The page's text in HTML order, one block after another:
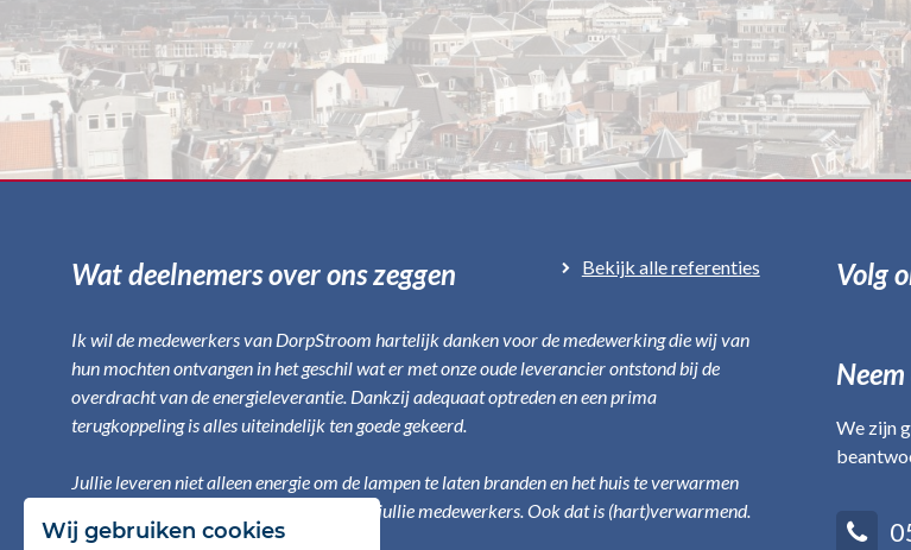
Wat deelnemers over ons zeggen Bekijk alle referenties
Ik wil de medewerkers van DorpStroom hartelijk danken voor de medewerking die wij van
hun mochten ontvangen in het geschil wat er met onze oude leverancier ontstond bij de
overdracht van de energieleverantie. Dankzij adequaat optreden en een prima
terugkoppeling is alles uiteindelijk ten goede gekeerd.
Jullie leveren niet alleen energie om de lampen te laten branden en het huis te verwarmen
maar ook letterlijk positieve energie van jullie medewerkers. Ook dat is (hart)verwarmend.
Hartelijk dank hiervoor!
Volg
We zijn
Wij gebruiken cookies